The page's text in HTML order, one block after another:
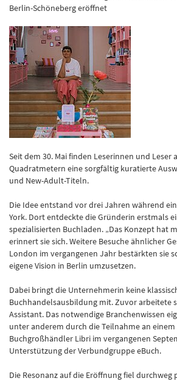
Berlin-Schöneberg eröffnet
Seit dem 30. Mai finden Leserinnen und Leser
Quadratmetern eine sorgfältig kuratierte
und New-Adult-Titeln.
Die Idee entstand vor drei Jahren während
York. Dort entdeckte die Gründerin erstmals
spezialisierten Buchladen. „Das Konzept hat
erinnert sie sich. Weitere Besuche ähnlicher
London im vergangenen Jahr bestärkten sie
eigene Vision in Berlin umzusetzen.
Dabei bringt die Unternehmerin keine
Buchhandelsausbildung mit. Zuvor arbeitete
Assistant. Das notwendige Branchenwissen
unter anderem durch die Teilnahme an
Buchgroßhändler Libri im vergangenen
Unterstützung der Verbundgruppe eBuch.
Die Resonanz auf die Eröffnung fiel durchweg